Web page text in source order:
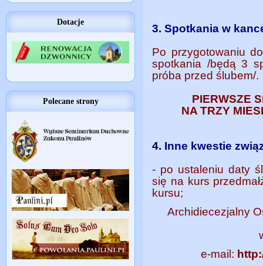
Dotacje
Polecane strony
3. Spotkania w
Po przygotowaniu
spotkania /będą 3
próba przed ślubem/.
PIERWSZE
NA TRZY
4. Inne kwestie
- po ustaleniu daty
się na kurs
kursu;
Archidiecezjalny
e-mail: